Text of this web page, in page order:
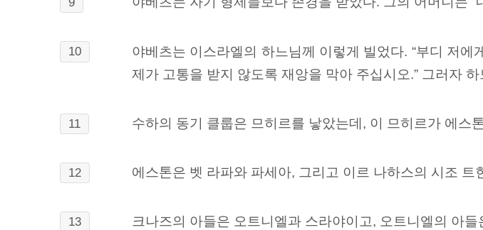
10
야베츠는 이스라엘의 하느님께 이렇게 빌었다. “부디 저
제가 고통을 받지 않도록 재앙을 막아 주십시오.” 그러자
11 수하의 동기 클룹은 므히르를 낳았는데, 이 므히르가 에스
12 에스톤은 벳 라파와 파세아, 그리고 이르 나하스의 시조
13 크나즈의 아들은 오트니엘과 스라야이고, 오트니엘의 아